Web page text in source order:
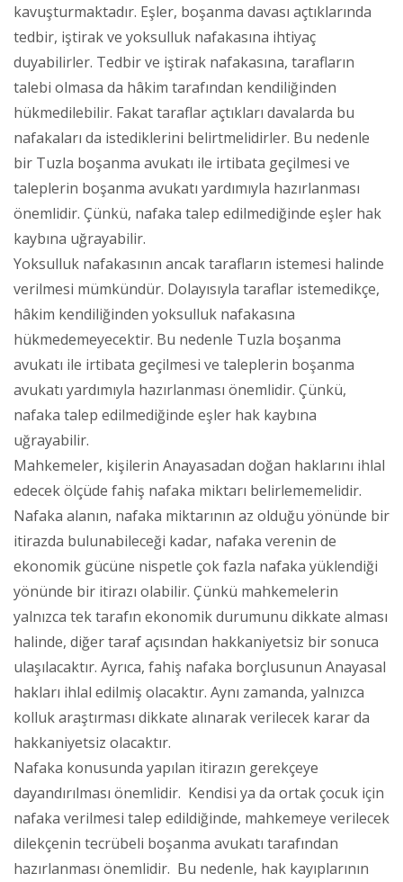
kavuşturmaktadır. Eşler, boşanma davası açtıklarında
tedbir, iştirak ve yoksulluk nafakasına ihtiyaç
duyabilirler. Tedbir ve iştirak nafakasına, tarafların
talebi olmasa da hâkim tarafından kendiliğinden
hükmedilebilir. Fakat taraflar açtıkları davalarda bu
nafakaları da istediklerini belirtmelidirler. Bu nedenle
bir Tuzla boşanma avukatı ile irtibata geçilmesi ve
taleplerin boşanma avukatı yardımıyla hazırlanması
önemlidir. Çünkü, nafaka talep edilmediğinde eşler hak
kaybına uğrayabilir.
Yoksulluk nafakasının ancak tarafların istemesi halinde
verilmesi mümkündür. Dolayısıyla taraflar istemedikçe,
hâkim kendiliğinden yoksulluk nafakasına
hükmedemeyecektir. Bu nedenle Tuzla boşanma
avukatı ile irtibata geçilmesi ve taleplerin boşanma
avukatı yardımıyla hazırlanması önemlidir. Çünkü,
nafaka talep edilmediğinde eşler hak kaybına
uğrayabilir.
Mahkemeler, kişilerin Anayasadan doğan haklarını ihlal
edecek ölçüde fahiş nafaka miktarı belirlememelidir.
Nafaka alanın, nafaka miktarının az olduğu yönünde bir
itirazda bulunabileceği kadar, nafaka verenin de
ekonomik gücüne nispetle çok fazla nafaka yüklendiği
yönünde bir itirazı olabilir. Çünkü mahkemelerin
yalnızca tek tarafın ekonomik durumunu dikkate alması
halinde, diğer taraf açısından hakkaniyetsiz bir sonuca
ulaşılacaktır. Ayrıca, fahiş nafaka borçlusunun Anayasal
hakları ihlal edilmiş olacaktır. Aynı zamanda, yalnızca
kolluk araştırması dikkate alınarak verilecek karar da
hakkaniyetsiz olacaktır.
Nafaka konusunda yapılan itirazın gerekçeye
dayandırılması önemlidir. Kendisi ya da ortak çocuk için
nafaka verilmesi talep edildiğinde, mahkemeye verilecek
dilekçenin tecrübeli boşanma avukatı tarafından
hazırlanması önemlidir. Bu nedenle, hak kayıplarının